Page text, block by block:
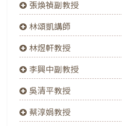
張煥禎副教授
林頌凱講師
林煜軒教授
李興中副教授
吳清平教授
蔡淳娟教授